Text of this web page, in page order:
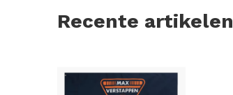
Recente artikelen